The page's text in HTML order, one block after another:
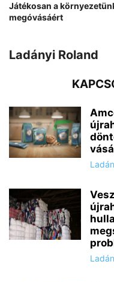
Játékosan a
megóvásáért
Ladányi Roland